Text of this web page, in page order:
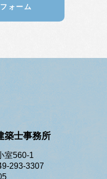
ォーム
築士事務所
室560-1
293-3307